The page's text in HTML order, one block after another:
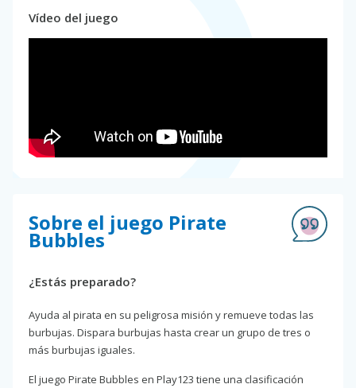
Vídeo del juego
Sobre el juego Pirate
Bubbles
¿Estás preparado?
Ayuda al pirata en su peligrosa misión y remueve todas las
burbujas. Dispara burbujas hasta crear un grupo de tres o
más burbujas iguales.
El juego Pirate Bubbles en Play123 tiene una clasificación